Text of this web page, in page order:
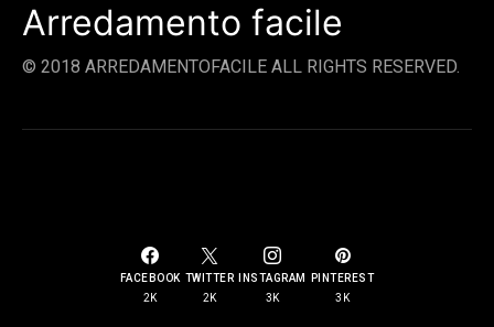
Arredamento facile
© 2018 ARREDAMENTOFACILE ALL RIGHTS RESERVED.
FACEBOOK
2K
TWITTER
2K
INSTAGRAM
3K
PINTEREST
3K